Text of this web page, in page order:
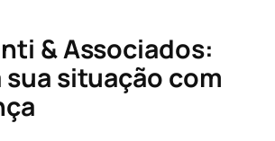
& Associados:
sua situação com